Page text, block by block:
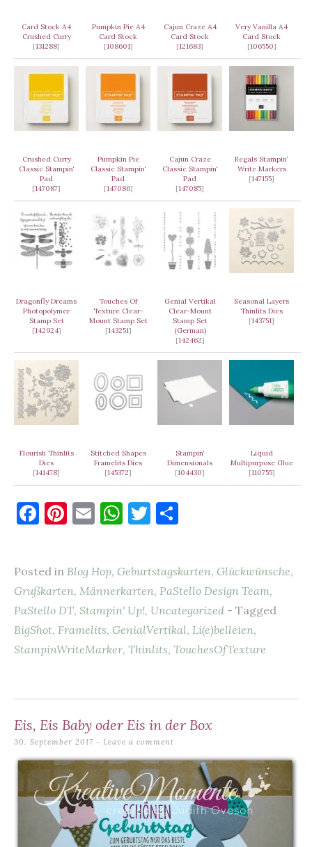
Card Stock A4
Crushed Curry
[131288]
Pumpkin Pie A4
Card Stock
[108601]
Cajun Craze A4
Card Stock
[121683]
Very Vanilla A4
Card Stock
[106550]
Crushed Curry
Classic Stampin‘
Pad
[147087]
Pumpkin Pie
Classic Stampin‘
Pad
[147086]
Cajun Craze
Classic Stampin‘
Pad
[147085]
Regals Stampin‘
Write Markers
[147155]
Dragonfly Dreams
Photopolymer
Stamp Set
[142924]
Touches Of
Texture Clear-
Mount Stamp Set
[143251]
Genial Vertikal
Clear-Mount
Stamp Set
(German)
[142462]
Seasonal Layers
Thinlits Dies
[143751]
Flourish Thinlits
Dies
[141478]
Stitched Shapes
Framelits Dies
[145372]
Stampin‘
Dimensionals
[104430]
Liquid
Multipurpose Glue
[110755]
F
e
b
o
o
Pi
es
t
E
l
W
s
A
p
p
T
te
r
n
Posted in Blog Hop, Geburtstagskarten, Glückwünsche,
Grußkarten, Männerkarten, PaStello Design Team,
PaStello DT, Stampin' Up!, Uncategorized - Tagged
BigShot, Framelits, GenialVertikal, Li(e)belleien,
StampinWriteMarker, Thinlits, TouchesOfTexture
Eis, Eis Baby oder Eis in der Box
30. September 2017 Leave a comment